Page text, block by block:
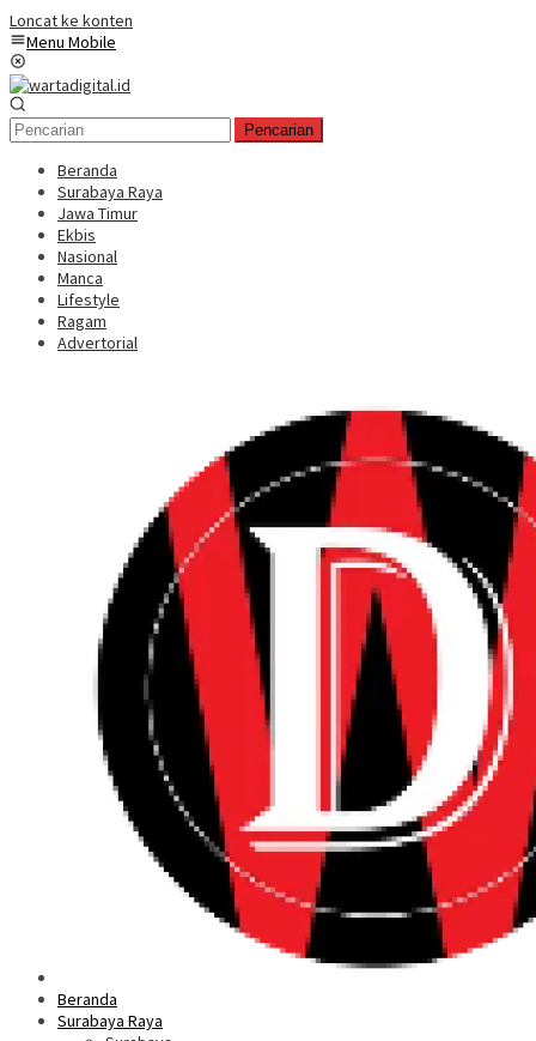
Loncat ke konten
Menu Mobile
Pencarian
Beranda
Surabaya Raya
Jawa Timur
Ekbis
Nasional
Manca
Lifestyle
Ragam
Advertorial
Beranda
Surabaya Raya